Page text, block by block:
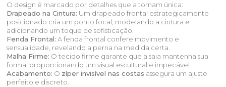
O design é marcado por detalhes que a tornam única:
Drapeado na Cintura: Um drapeado frontal estrategicamente
posicionado cria um ponto focal, modelando a cintura e
adicionando um toque de sofisticação.
Fenda Frontal: A fenda frontal confere movimento e
sensualidade, revelando a perna na medida certa.
Malha Firme: O tecido firme garante que a saia mantenha sua
forma, proporcionando um visual escultural e impecável.
Acabamento: O zíper invisível nas costas assegura um ajuste
perfeito e discreto.